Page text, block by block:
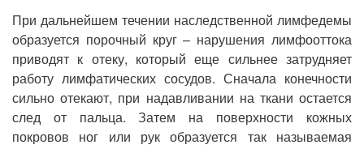
При дальнейшем течении наследственной лимфедемы
образуется порочный круг – нарушения лимфооттока
приводят к отеку, который еще сильнее затрудняет
работу лимфатических сосудов. Сначала конечности
сильно отекают, при надавливании на ткани остается
след от пальца. Затем на поверхности кожных
покровов ног или рук образуется так называемая